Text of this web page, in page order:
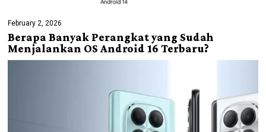
February 2, 2026
Berapa Banyak Perangkat yang Sudah
Menjalankan OS Android 16 Terbaru?